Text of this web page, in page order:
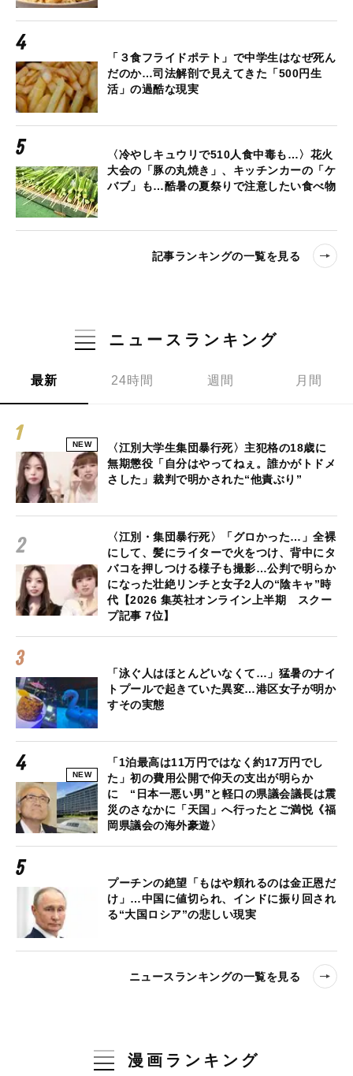
「３食フライドポテト」で中学生はなぜ死ん
だのか…司法解剖で見えてきた「500円生
活」の過酷な現実
〈冷やしキュウリで510人食中毒も…〉花火
大会の「豚の丸焼き」、キッチンカーの「ケ
バブ」も…酷暑の夏祭りで注意したい食べ物
記事ランキングの一覧を見る
ニュースランキング
最新 24時間 週間 月間
NEW
〈江別大学生集団暴行死〉主犯格の18歳に
無期懲役「自分はやってねぇ。誰かがトドメ
さした」裁判で明かされた“他責ぶり”
〈江別・集団暴行死〉「グロかった…」全裸
にして、髪にライターで火をつけ、背中にタ
バコを押しつける様子も撮影…公判で明らか
になった壮絶リンチと女子2人の“陰キャ”時
代【2026 集英社オンライン上半期 スクー
プ記事 7位】
「泳ぐ人はほとんどいなくて…」猛暑のナイ
トプールで起きていた異変…港区女子が明か
すその実態
NEW
「1泊最高は11万円ではなく約17万円でし
た」初の費用公開で仰天の支出が明らか
に “日本一悪い男”と軽口の県議会議長は震
災のさなかに「天国」へ行ったとご満悦《福
岡県議会の海外豪遊〉
プーチンの絶望「もはや頼れるのは金正恩だ
け」…中国に値切られ、インドに振り回され
る“大国ロシア”の悲しい現実
ニュースランキングの一覧を見る
漫画ランキング